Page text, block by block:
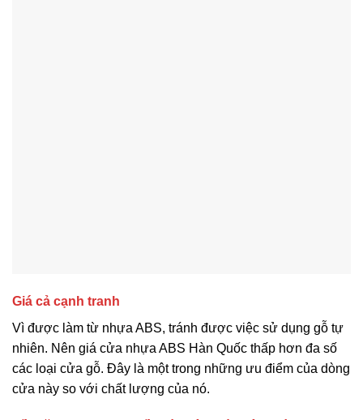
Giá cả cạnh tranh
Vì được làm từ nhựa ABS, tránh được việc sử dụng gỗ tự
nhiên. Nên giá cửa nhựa ABS Hàn Quốc thấp hơn đa số
các loại cửa gỗ. Đây là một trong những ưu điểm của dòng
cửa này so với chất lượng của nó.